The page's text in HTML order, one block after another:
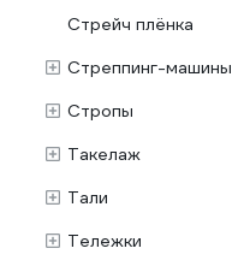
Стрейч плёнка
Стреппинг-машины
Стропы
Такелаж
Тали
Тележки